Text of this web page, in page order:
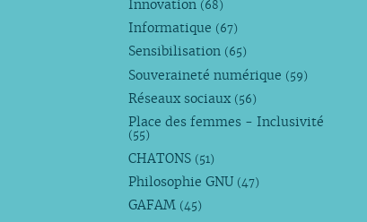
Innovation (68)
Informatique (67)
Sensibilisation (65)
Souveraineté numérique (59)
Réseaux sociaux (56)
Place des femmes - Inclusivité
(55)
CHATONS (51)
Philosophie GNU (47)
GAFAM (45)